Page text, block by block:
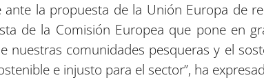
ante la propuesta de la Unión Europa de
de la Comisión Europea que pone en
nuestras comunidades pesqueras y el
e injusto para el sector”, ha